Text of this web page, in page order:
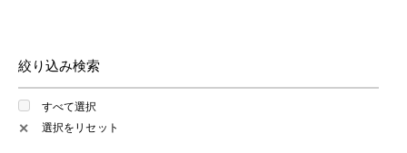
絞り込み検索
すべて選択
✕ 選択をリセット